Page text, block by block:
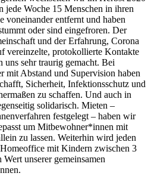
jede Woche 15 Menschen in ihren
entfernt und haben
oder sind eingefroren. Der
und der Erfahrung, Corona
vereinzelte, protokollierte Kontakte
uns sehr traurig gemacht. Bei
mit Abstand und Supervision haben
Sicherheit, Infektionsschutz und
zu schaffen. Und auch in
solidarisch. Mieten –
festgelegt – haben wir
um Mitbewohner*innen mit
zu lassen. Weiterhin wird jeden
mit Kindern zwischen 3
unserer gemeinsamen